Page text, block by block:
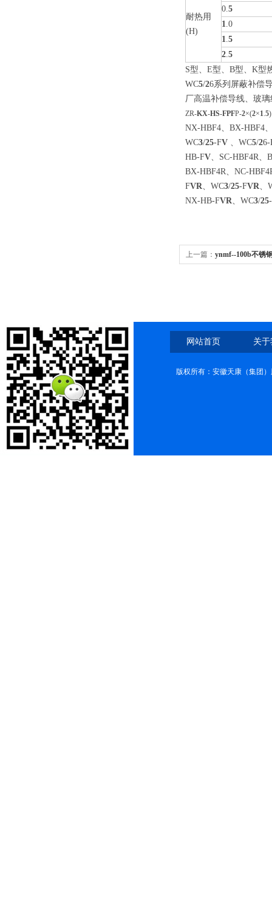
耐热用
(H)
0.5
1.0
1.5
2.5
S型、E型、B型、K型
WC5/26系列屏蔽补偿
厂高温补偿导线、玻
ZR-KX-HS-FPFP-2×(2×1.5
NX-HBF4、BX-HBF4
WC3/25-FV 、WC5/26-
HB-FV、SC-HBF4R、
BX-HBF4R、NC-
FVR、WC3/25-FVR、
NX-HB-FVR、WC3/25
上一篇： ynmf--100b不锈
网站首页 关
版权所有：安徽天康（集团